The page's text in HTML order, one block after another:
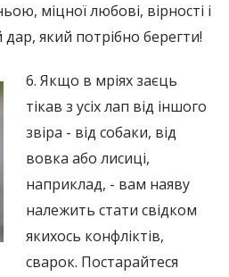
міцної любові, вірності і
який потрібно берегти!
6. Якщо в мріях заєць
тікав з усіх лап від іншого
звіра - від собаки, від
вовка або лисиці,
наприклад, - вам наяву
належить стати свідком
якихось конфліктів,
сварок. Постарайтеся